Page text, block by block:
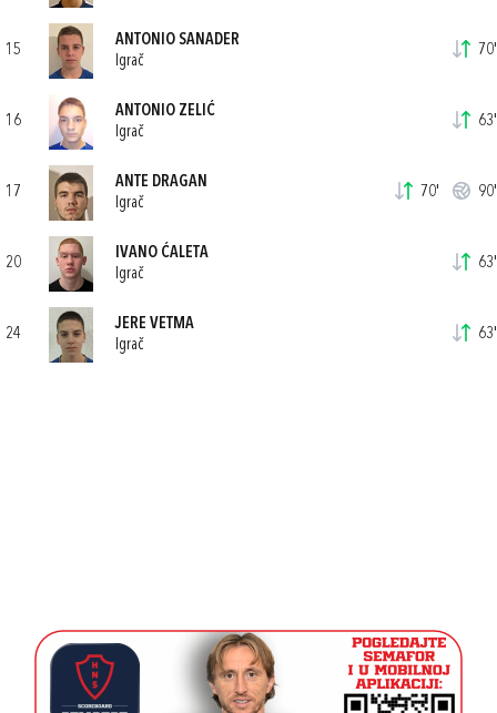
15
ANTONIO SANADER
Igrač
70'
16
ANTONIO ZELIĆ
Igrač
63'
17
ANTE DRAGAN
Igrač
70' 90'
20
IVANO ĆALETA
Igrač
63'
24
JERE VETMA
Igrač
63'